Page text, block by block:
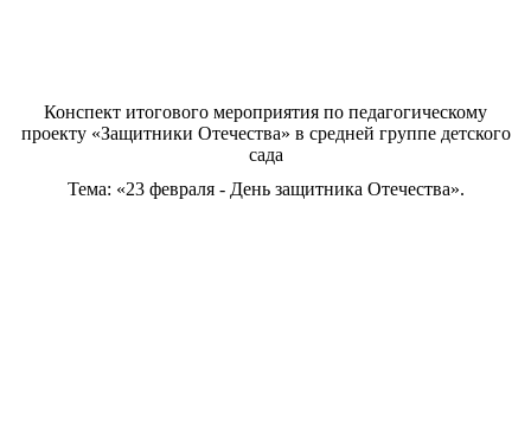
Конспект итогового мероприятия по педагогическому
проекту «Защитники Отечества» в средней группе детского
сада
Тема: «23 февраля - День защитника Отечества».